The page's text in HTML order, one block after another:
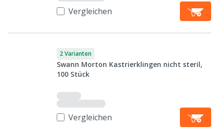
Vergleichen
2 Varianten
Swann Morton Kastrierklingen nicht steril,
100 Stück
Vergleichen